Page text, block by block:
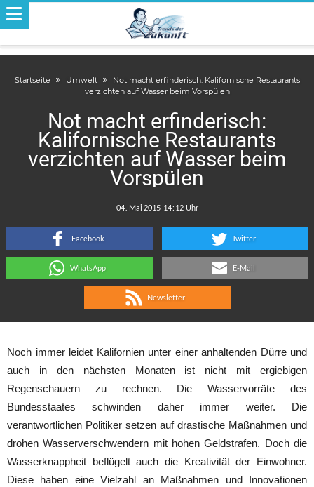
Startseite Umwelt
Not macht erfinderisch: Kalifornische Restaurants
verzichten auf Wasser beim Vorspülen
Not macht erfinderisch:
Kalifornische Restaurants
verzichten auf Wasser beim
Vorspülen
:
Facebook Twitter
WhatsApp E-Mail
Newsletter
Noch immer leidet Kalifornien unter einer anhaltenden Dürre und
auch in den nächsten Monaten ist nicht mit ergiebigen
Regenschauern zu rechnen. Die Wasservorräte des
Bundesstaates schwinden daher immer weiter. Die
verantwortlichen Politiker setzen auf drastische Maßnahmen und
drohen Wasserverschwendern mit hohen Geldstrafen. Doch die
Wasserknappheit beflügelt auch die Kreativität der Einwohner.
Diese haben eine Vielzahl an Maßnahmen und Innovationen